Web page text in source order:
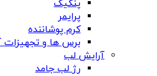
پنکیک
پرایمر
کرم پوشاننده
برس ها و
آرایش لب
رژ لب جامد